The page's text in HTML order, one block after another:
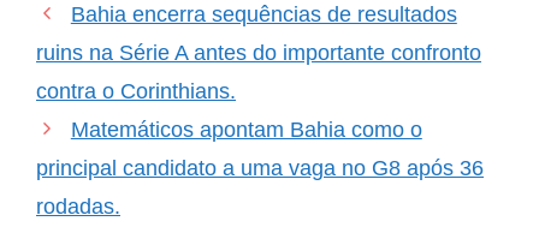
como um exemplo de
superação e crescimento.
Bahia encerra sequências de resultados
ruins na Série A antes do importante confronto
contra o Corinthians.
Matemáticos apontam Bahia como o
principal candidato a uma vaga no G8 após 36
rodadas.